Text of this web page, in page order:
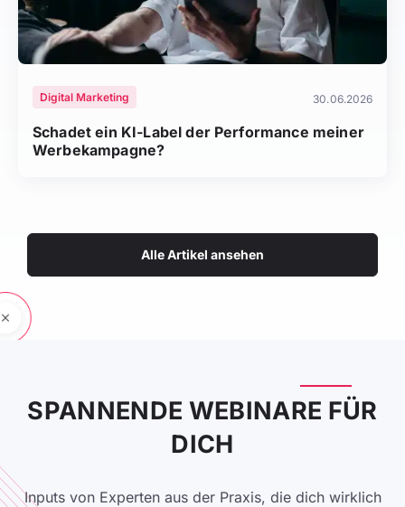
Digital Marketing 30.06.2026
Schadet ein KI-Label der Performance meiner
Werbekampagne?
Alle Artikel ansehen
SPANNENDE WEBINARE FÜR
DICH
Inputs von Experten aus der Praxis, die dich wirklich